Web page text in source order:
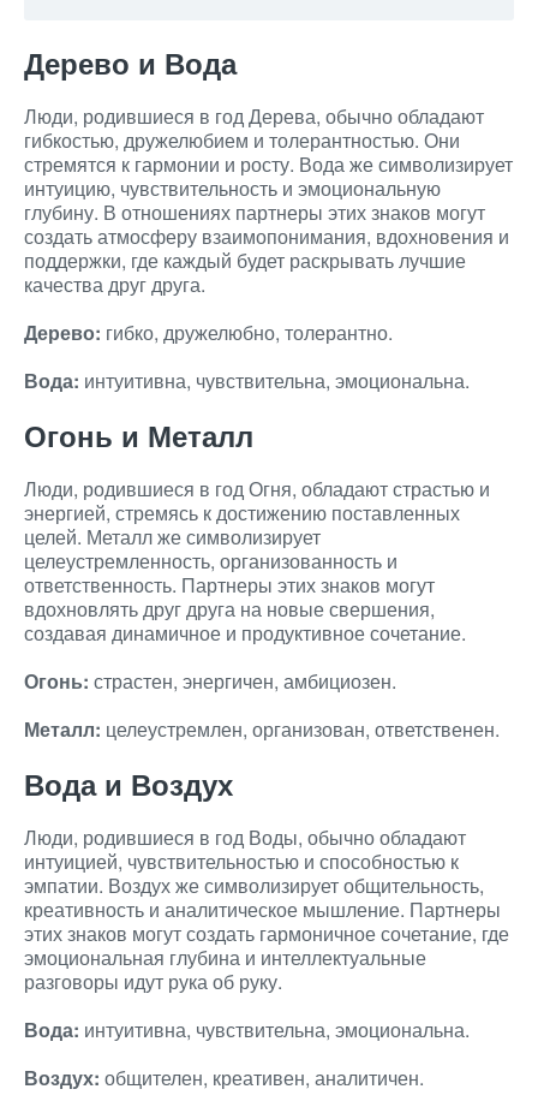
Дерево и Вода
Люди, родившиеся в год Дерева, обычно обладают
гибкостью, дружелюбием и толерантностью. Они
стремятся к гармонии и росту. Вода же символизирует
интуицию, чувствительность и эмоциональную
глубину. В отношениях партнеры этих знаков могут
создать атмосферу взаимопонимания, вдохновения и
поддержки, где каждый будет раскрывать лучшие
качества друг друга.
Дерево: гибко, дружелюбно, толерантно.
Вода: интуитивна, чувствительна, эмоциональна.
Огонь и Металл
Люди, родившиеся в год Огня, обладают страстью и
энергией, стремясь к достижению поставленных
целей. Металл же символизирует
целеустремленность, организованность и
ответственность. Партнеры этих знаков могут
вдохновлять друг друга на новые свершения,
создавая динамичное и продуктивное сочетание.
Огонь: страстен, энергичен, амбициозен.
Металл: целеустремлен, организован, ответственен.
Вода и Воздух
Люди, родившиеся в год Воды, обычно обладают
интуицией, чувствительностью и способностью к
эмпатии. Воздух же символизирует общительность,
креативность и аналитическое мышление. Партнеры
этих знаков могут создать гармоничное сочетание, где
эмоциональная глубина и интеллектуальные
разговоры идут рука об руку.
Вода: интуитивна, чувствительна, эмоциональна.
Воздух: общителен, креативен, аналитичен.